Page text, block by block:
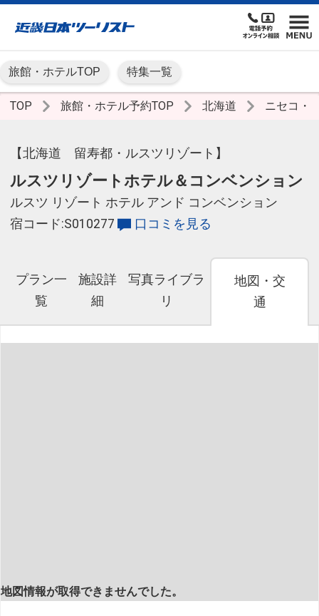
旅館・ホテルTOP 特集一覧
TOP 旅館・ホテル予約TOP 北海道 ニセコ・
【北海道 留寿都・ルスツリゾート】
ルスツリゾートホテル＆コンベンション
ルスツ リゾート ホテル アンド コンベンション
宿コード:S010277
口コミを見る
プラン一
覧
施設詳
細
写真ライブラ
リ
地図・交
通
地図情報が取得できませんでした。